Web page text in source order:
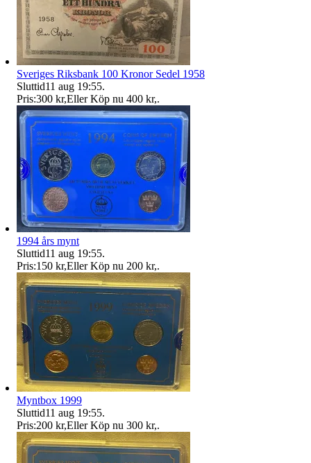
Sveriges Riksbank 100 Kronor Sedel 1958
Sluttid11 aug 19:55.
Pris:300 kr,Eller Köp nu 400 kr,.
1994 års mynt
Sluttid11 aug 19:55.
Pris:150 kr,Eller Köp nu 200 kr,.
Myntbox 1999
Sluttid11 aug 19:55.
Pris:200 kr,Eller Köp nu 300 kr,.